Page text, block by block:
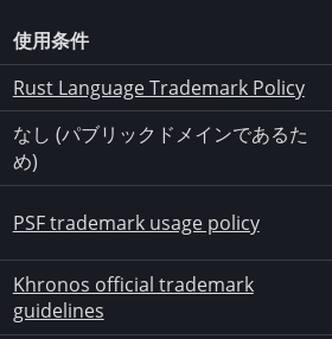
使用条件
Rust Language Trademark Policy
なし (パブリックドメインであるた
め)
PSF trademark usage policy
Khronos official trademark
guidelines